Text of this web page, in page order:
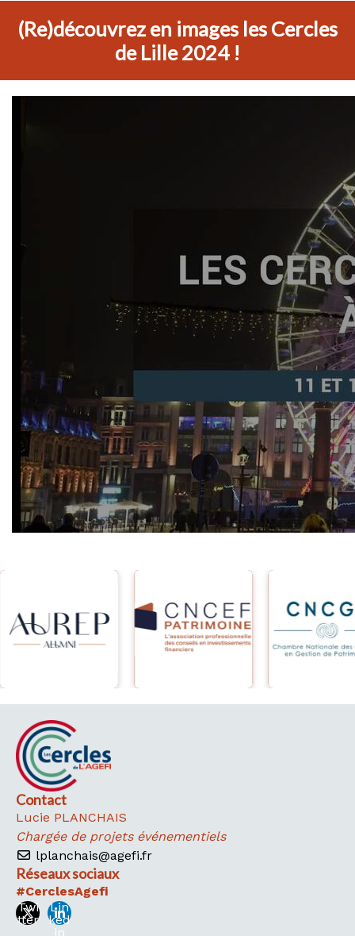
(Re)découvrez en images les Cercles
de Lille 2024 !
Contact
Lucie PLANCHAIS
Chargée de projets événementiels
lplanchais@agefi.fr
Réseaux sociaux
#CerclesAgefi
Twi
tter
Lin
ked
in